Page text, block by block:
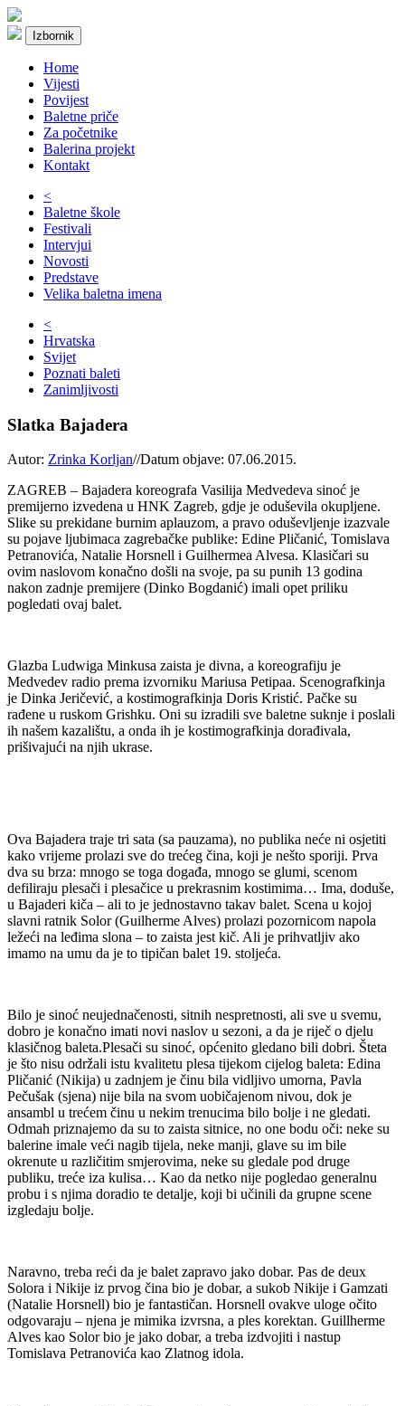
Izbornik
Home
Vijesti
Povijest
Baletne priče
Za početnike
Balerina projekt
Kontakt
<
Baletne škole
Festivali
Intervjui
Novosti
Predstave
Velika baletna imena
<
Hrvatska
Svijet
Poznati baleti
Zanimljivosti
Slatka Bajadera
Autor: Zrinka Korljan//Datum objave: 07.06.2015.
ZAGREB – Bajadera koreografa Vasilija Medvedeva sinoć je
premijerno izvedena u HNK Zagreb, gdje je oduševila okupljene.
Slike su prekidane burnim aplauzom, a pravo oduševljenje izazvale
su pojave ljubimaca zagrebačke publike: Edine Pličanić, Tomislava
Petranovića, Natalie Horsnell i Guilhermea Alvesa. Klasičari su
ovim naslovom konačno došli na svoje, pa su punih 13 godina
nakon zadnje premijere (Dinko Bogdanić) imali opet priliku
pogledati ovaj balet.
Glazba Ludwiga Minkusa zaista je divna, a koreografiju je
Medvedev radio prema izvorniku Mariusa Petipaa. Scenografkinja
je Dinka Jeričević, a kostimografkinja Doris Kristić. Pačke su
rađene u ruskom Grishku. Oni su izradili sve baletne suknje i poslali
ih našem kazalištu, a onda ih je kostimografkinja dorađivala,
prišivajući na njih ukrase.
Ova Bajadera traje tri sata (sa pauzama), no publika neće ni osjetiti
kako vrijeme prolazi sve do trećeg čina, koji je nešto sporiji. Prva
dva su brza: mnogo se toga događa, mnogo se glumi, scenom
defiliraju plesači i plesačice u prekrasnim kostimima… Ima, doduše,
u Bajaderi kiča – ali to je jednostavno takav balet. Scena u kojoj
slavni ratnik Solor (Guilherme Alves) prolazi pozornicom napola
ležeći na leđima slona – to zaista jest kič. Ali je prihvatljiv ako
imamo na umu da je to tipičan balet 19. stoljeća.
Bilo je sinoć neujednačenosti, sitnih nespretnosti, ali sve u svemu,
dobro je konačno imati novi naslov u sezoni, a da je riječ o djelu
klasičnog baleta.Plesači su sinoć, općenito gledano bili dobri. Šteta
je što nisu održali istu kvalitetu plesa tijekom cijelog baleta: Edina
Pličanić (Nikija) u zadnjem je činu bila vidljivo umorna, Pavla
Pečušak (sjena) nije bila na svom uobičajenom nivou, dok je
ansambl u trećem činu u nekim trenucima bilo bolje i ne gledati.
Odmah priznajemo da su to zaista sitnice, no one bodu oči: neke su
balerine imale veći nagib tijela, neke manji, glave su im bile
okrenute u različitim smjerovima, neke su gledale pod druge
publiku, treće iza kulisa… Kao da netko nije pogledao generalnu
probu i s njima doradio te detalje, koji bi učinili da grupne scene
izgledaju bolje.
Naravno, treba reći da je balet zapravo jako dobar. Pas de deux
Solora i Nikije iz prvog čina bio je dobar, a sukob Nikije i Gamzati
(Natalie Horsnell) bio je fantastičan. Horsnell ovakve uloge očito
odgovaraju – njena je mimika izvrsna, a ples korektan. Guillherme
Alves kao Solor bio je jako dobar, a treba izdvojiti i nastup
Tomislava Petranovića kao Zlatnog idola.